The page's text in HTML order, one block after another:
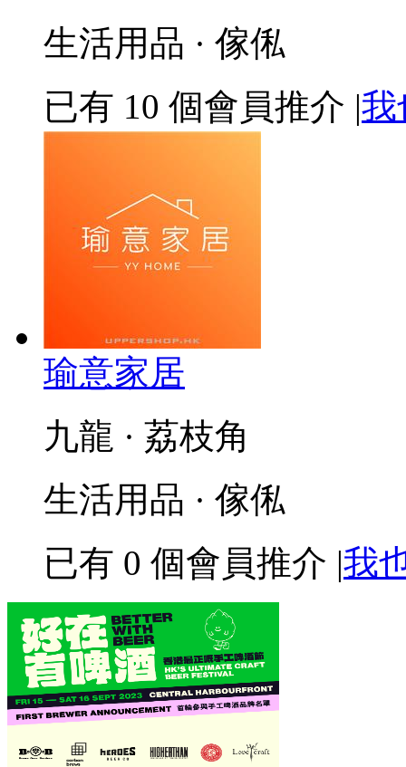
生活用品 · 傢俬
已有 10 個會員推介 |我
瑜意家居
九龍 · 荔枝角
生活用品 · 傢俬
已有 0 個會員推介 |我